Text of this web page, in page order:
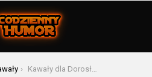
Kawały dla Dorosłych